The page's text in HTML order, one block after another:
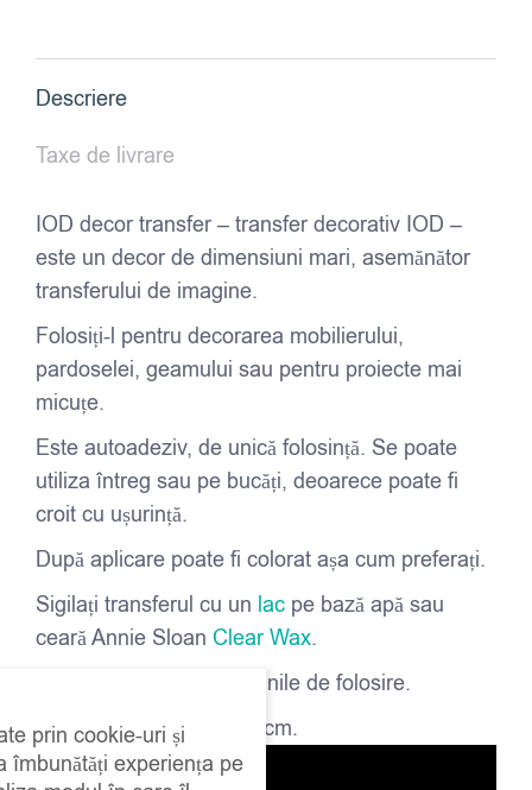
Descriere
Taxe de livrare
IOD decor transfer – transfer decorativ IOD –
este un decor de dimensiuni mari, asemănător
transferului de imagine.
Folosiți-l pentru decorarea mobilierului,
pardoselei, geamului sau pentru proiecte mai
micuțe.
Este autoadeziv, de unică folosință. Se poate
utiliza întreg sau pe bucăți, deoarece poate fi
croit cu ușurință.
După aplicare poate fi colorat așa cum preferați.
Sigilați transferul cu un lac pe bază apă sau
ceară Annie Sloan Clear Wax.
Citiți cu atenție instrucțiunile de folosire.
Dimensiuni: 61 cm x 61 cm.
prin cookie-uri și
îmbunătăți experiența pe